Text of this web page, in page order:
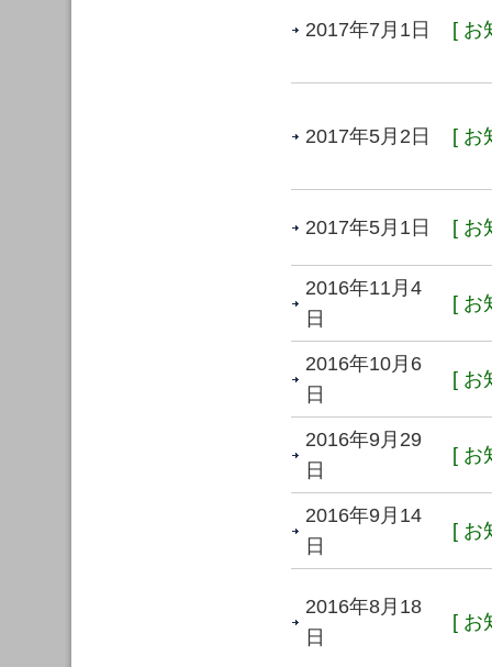
2017年7月1日 [ お
2017年5月2日 [ お
2017年5月1日 [ お
2016年11月4
日
[ お
2016年10月6
日
[ お
2016年9月29
日
[ お
2016年9月14
日
[ お
2016年8月18
日
[ お